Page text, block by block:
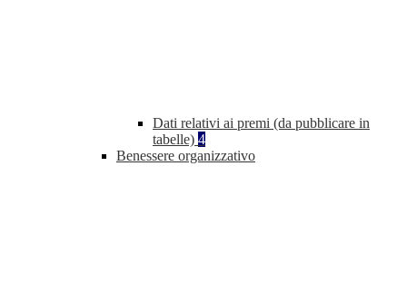
Dati relativi ai premi (da pubblicare in
tabelle) 4
Benessere organizzativo